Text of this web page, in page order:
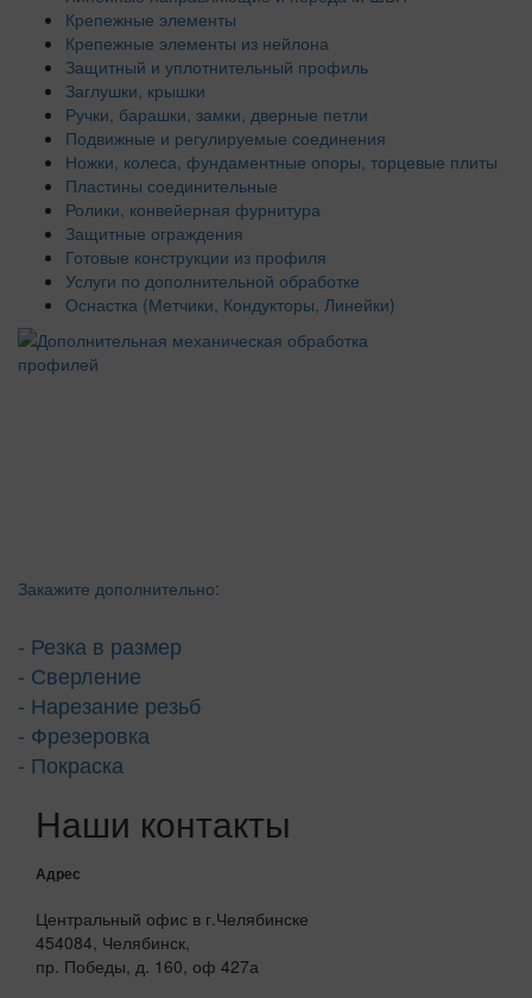
Крепежные элементы
Крепежные элементы из нейлона
Защитный и уплотнительный профиль
Заглушки, крышки
Ручки, барашки, замки, дверные петли
Подвижные и регулируемые соединения
Ножки, колеса, фундаментные опоры, торцевые плиты
Пластины соединительные
Ролики, конвейерная фурнитура
Защитные ограждения
Готовые конструкции из профиля
Услуги по дополнительной обработке
Оснастка (Метчики, Кондукторы, Линейки)
Закажите дополнительно:
- Резка в размер
- Сверление
- Нарезание резьб
- Фрезеровка
- Покраска
Наши контакты
Адрес
Центральный офис в г.Челябинске
454084, Челябинск,
пр. Победы, д. 160, оф 427а